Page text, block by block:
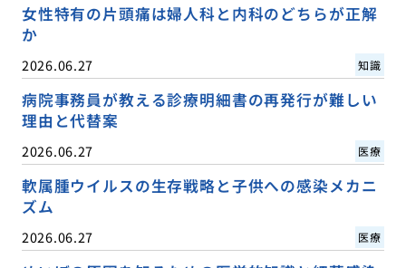
女性特有の片頭痛は婦人科と内科のどちらが正解
か
2026.06.27 知識
病院事務員が教える診療明細書の再発行が難しい
理由と代替案
2026.06.27 医療
軟属腫ウイルスの生存戦略と子供への感染メカニ
ズム
2026.06.27 医療